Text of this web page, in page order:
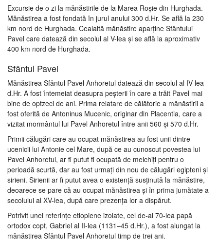
Excursie de o zi la mănăstirile de la Marea Roșie din Hurghada.
Mănăstirea a fost fondată în jurul anului 300 d.Hr. Se află la 230
km nord de Hurghada. Cealaltă mănăstire aparține Sfântului
Pavel care datează din secolul al V-lea și se află la aproximativ
400 km nord de Hurghada.
Sfântul Pavel
Mănăstirea Sfântul Pavel Anhoretul datează din secolul al IV-lea
d.Hr. A fost întemeiat deasupra peșterii în care a trăit Pavel mai
bine de optzeci de ani. Prima relatare de călătorie a mănăstirii a
fost oferită de Antoninus Mucenic, originar din Placentia, care a
vizitat mormântul lui Pavel Anhoretul între anii 560 și 570 d.Hr.
Primii călugări care au ocupat mănăstirea au fost unii dintre
ucenicii lui Antonie cel Mare, după ce au cunoscut povestea lui
Pavel Anhoretul, ar fi putut fi ocupată de melchiți pentru o
perioadă scurtă, dar au fost urmați din nou de călugări egipteni și
sirieni. Sirienii ar fi putut avea o existență susținută la mănăstire,
deoarece se pare că au ocupat mănăstirea și în prima jumătate a
secolului al XV-lea, după care prezența lor a dispărut.
Potrivit unei referințe etiopiene izolate, cel de-al 70-lea papă
ortodox copt, Gabriel al II-lea (1131–45 d.Hr.), a fost alungat la
mănăstirea Sfântul Pavel Anhoretul timp de trei ani.